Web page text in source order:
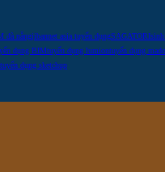
đà nẵngjibannet asia tuyển dụngSAGATORI
dụng BIMtuyển dụng lumiontuyển dụng
tuyển dụng sketchup